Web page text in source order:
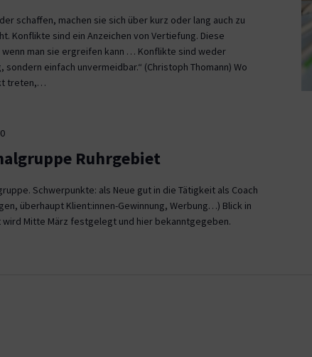
schaffen, machen sie sich über kurz oder lang auch zu
Konflikte sind ein Anzeichen von Vertiefung. Diese
wenn man sie ergreifen kann … Konflikte sind weder
einfach unvermeidbar.“ (Christoph Thomann) Wo
treten,…
Ruhrgebiet
Schwerpunkte: als Neue gut in die Tätigkeit als Coach
überhaupt Klient:innen-Gewinnung, Werbung…) Blick in
Mitte März festgelegt und hier bekanntgegeben.